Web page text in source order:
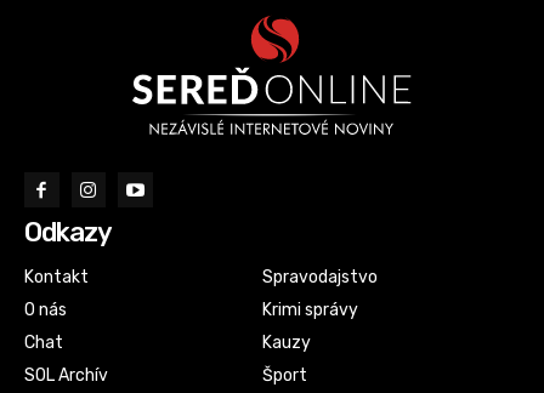
Odkazy
Kontakt
O nás
Chat
SOL Archív
Spravodajstvo
Krimi správy
Kauzy
Šport